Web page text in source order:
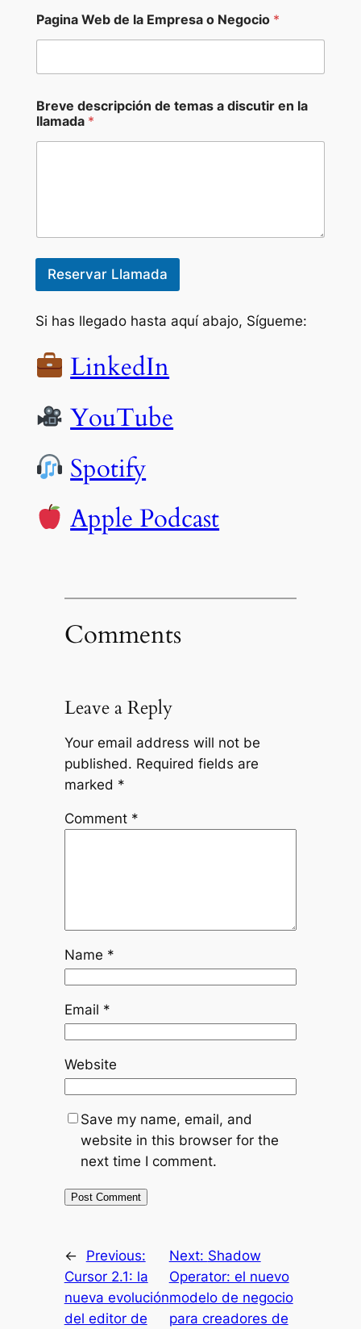
Pagina Web de la Empresa o Negocio *
Breve descripción de temas a discutir en la
llamada *
Reservar Llamada
Si has llegado hasta aquí abajo, Sígueme:
LinkedIn
YouTube
Spotify
Apple Podcast
Comments
Leave a Reply
Your email address will not be
published. Required fields are
marked *
Comment *
Name *
Email *
Website
Save my name, email, and
website in this browser for the
next time I comment.
←
Previous:
Cursor 2.1: la
nueva evolución
del editor de
Next: Shadow
Operator: el nuevo
modelo de negocio
para creadores de